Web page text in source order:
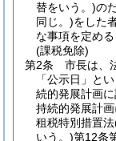
替をいう。)の
同じ。)をした
な事項を定める
(課税免除)
第2条
市長は、
「公示日」と
続的発展計画
持続的発展計
租税特別措置法
いう。)第12条